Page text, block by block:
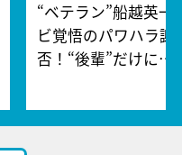
“ベテラン”船越英一
ビ覚悟のパワハラ謝
否！“後輩”だけに…